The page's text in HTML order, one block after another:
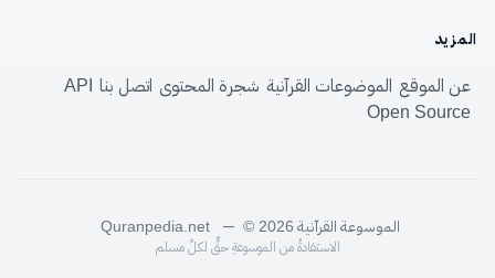
المزيد
عن الموقع الموضوعات القرآنية شجرة المحتوى اتصل بنا
API
Open Source
الموسوعة القرآنية Quranpedia.net — © 2026
الاستفادةُ من الموسوعةِ حقٌّ لكلِّ مسلم